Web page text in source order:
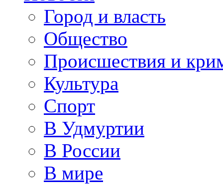
Город и власть
Общество
Происшествия и
Культура
Спорт
В Удмуртии
В России
В мире